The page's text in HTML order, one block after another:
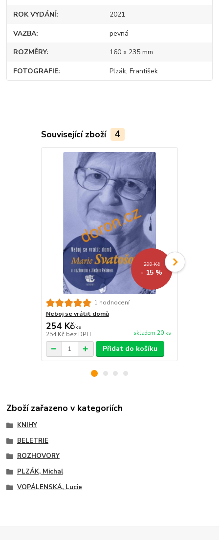
ROK VYDÁNÍ 2021
VAZBA pevná
ROZMĚRY 160 x 235 mm
FOTOGRAFIE Plzák, František
Související zboží 4
299 Kč
- 15 %
1 hodnocení
Neboj se vrátit domů
254 Kč/ks
254 Kč bez DPH skladem 20 ks
Přidat do košíku
Zboží zařazeno v kategoriích
KNIHY
BELETRIE
ROZHOVORY
PLZÁK, Michal
VOPÁLENSKÁ, Lucie